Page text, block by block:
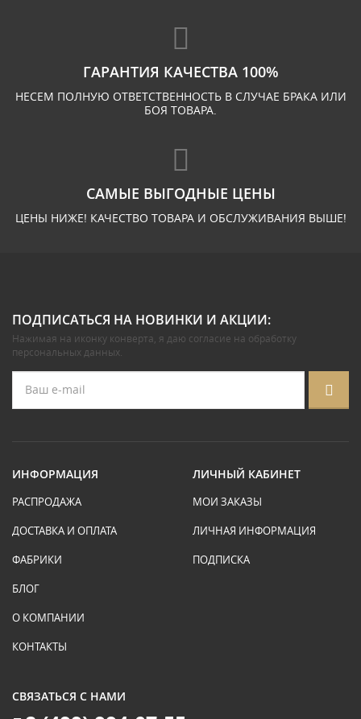
ГАРАНТИЯ КАЧЕСТВА 100%
НЕСЕМ ПОЛНУЮ ОТВЕТСТВЕННОСТЬ В СЛУЧАЕ БРАКА ИЛИ
БОЯ ТОВАРА.
САМЫЕ ВЫГОДНЫЕ ЦЕНЫ
ЦЕНЫ НИЖЕ! КАЧЕСТВО ТОВАРА И ОБСЛУЖИВАНИЯ ВЫШЕ!
ПОДПИСАТЬСЯ НА НОВИНКИ И АКЦИИ:
Нажимая на иконку конверта, я даю согласие на обработку
персональных данных.
ИНФОРМАЦИЯ
РАСПРОДАЖА
ДОСТАВКА И ОПЛАТА
ФАБРИКИ
БЛОГ
О КОМПАНИИ
КОНТАКТЫ
ЛИЧНЫЙ КАБИНЕТ
МОИ ЗАКАЗЫ
ЛИЧНАЯ ИНФОРМАЦИЯ
ПОДПИСКА
СВЯЗАТЬСЯ С НАМИ